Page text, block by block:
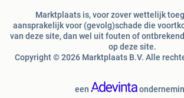
Marktplaats is, voor zover wettelijk
aansprakelijk voor (gevolg)schade die
van deze site, dan wel uit fouten of
op deze site.
Copyright © 2026 Marktplaats B.V. Alle
een